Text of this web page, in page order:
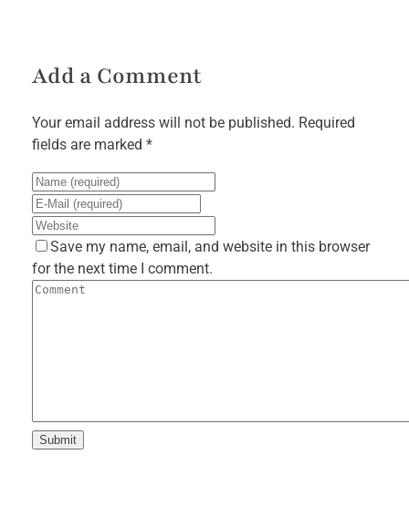
Add a Comment
Your email address will not be published. Required
fields are marked *
Save my name, email, and website in this browser
for the next time I comment.